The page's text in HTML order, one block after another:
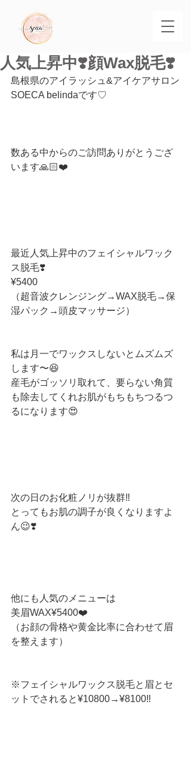
人気上昇中❣️顔Wax脱毛❣️
島根県のアイラッシュ&アイケアサロン
SOECA belindaです♡
数ある中からのご訪問ありがとうござ
います🙏🏻❤️
最近人気上昇中のフェイシャルワック
ス脱毛❣️
¥5400
（超音波クレンジング→WAX脱毛→保
湿パック→頭皮マッサージ）
私は月一でワックスしないとムズムズ
します〜😆
産毛がゴッソリ取れて、要らない角質
も除去してくれお肌がもちもちつるつ
るになります😍
次の日のお化粧ノリが抜群‼️
とってもお肌の調子が良くなりますよ
ん😉❣️
他にも人気のメニューは
美眉WAX¥5400❤️
（お顔の骨格や黄金比率に合わせて眉
を整えます）
※フェイシャルワックス脱毛と眉とセ
ットでされると¥10800→¥8100‼️